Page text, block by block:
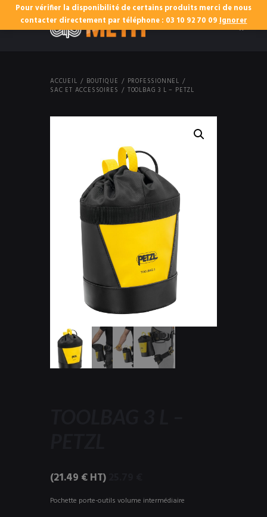
ACCUEIL BOUTIQUE
PROFESSIONNEL
SAC ET ACCESSOIRES
TOOLBAG 3 L – PETZL
(21.49 €HT)
Pochette porte-outils volume intermédiaire
Pour vérifier la disponibilité de certains produits merci de nous
contacter directement par téléphone : 03 10 92 70 09Ignorer